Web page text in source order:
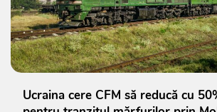
Ucraina cere CFM să reducă cu